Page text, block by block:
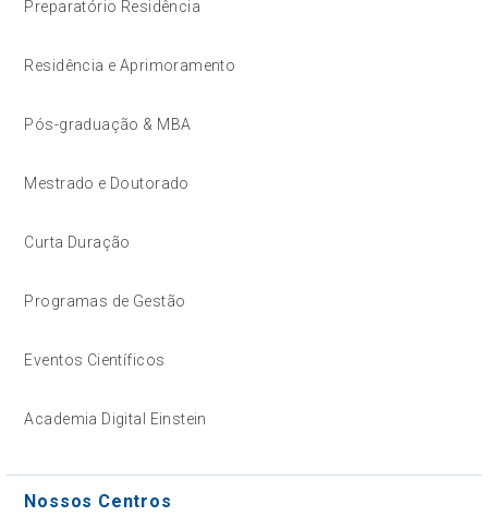
Preparatório Residência
Residência e Aprimoramento
Pós-graduação & MBA
Mestrado e Doutorado
Curta Duração
Programas de Gestão
Eventos Científicos
Academia Digital Einstein
Nossos Centros